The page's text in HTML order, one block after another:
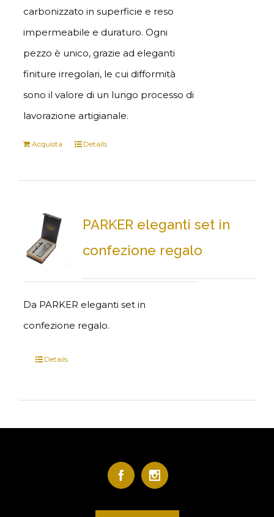
carbonizzato in superficie e reso
impermeabile e duraturo. Ogni
pezzo è unico, grazie ad eleganti
finiture irregolari, le cui difformità
sono il valore di un lungo processo di
lavorazione artigianale.
Acquista Details
PARKER eleganti set in
confezione regalo
Da PARKER eleganti set in
confezione regalo.
Details